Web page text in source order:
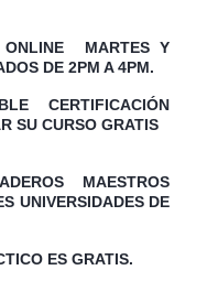
MARTES Y
DE 2PM A 4PM.
CERTIFICACIÓN
SU CURSO GRATIS
MAESTROS
UNIVERSIDADES DE
ES GRATIS.